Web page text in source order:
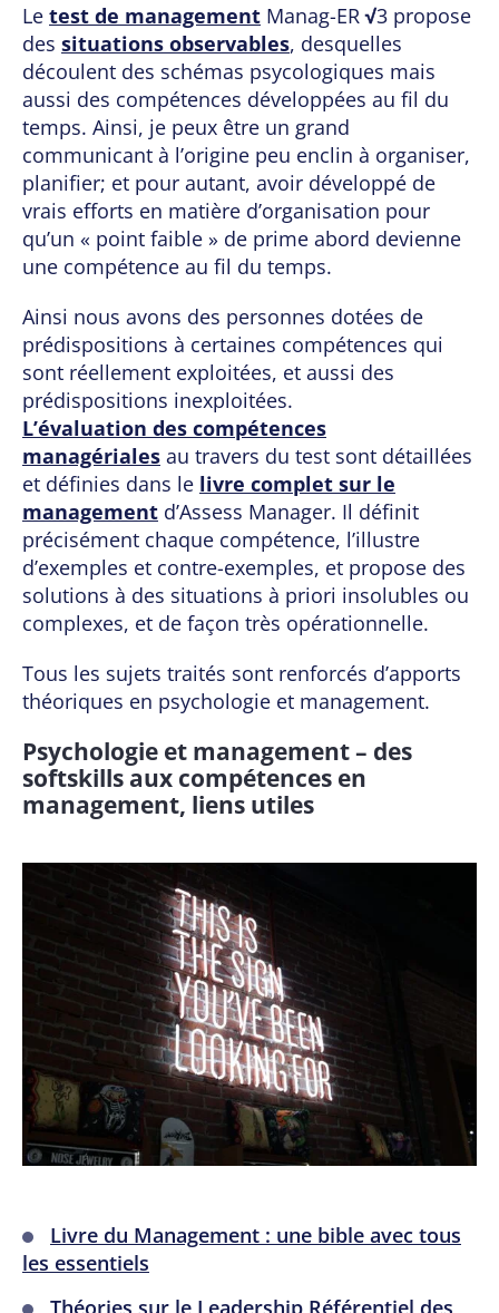
Le test de management Manag-ER√3 propose
des situations observables, desquelles
découlent des schémas psycologiques mais
aussi des compétences développées au fil du
temps. Ainsi, je peux être un grand
communicant à l’origine peu enclin à organiser,
planifier; et pour autant, avoir développé de
vrais efforts en matière d’organisation pour
qu’un « point faible » de prime abord devienne
une compétence au fil du temps.
Ainsi nous avons des personnes dotées de
prédispositions à certaines compétences qui
sont réellement exploitées, et aussi des
prédispositions inexploitées.
L’évaluation des compétences
managériales au travers du test sont détaillées
et définies dans le livre complet sur le
management d’Assess Manager. Il définit
précisément chaque compétence, l’illustre
d’exemples et contre-exemples, et propose des
solutions à des situations à priori insolubles ou
complexes, et de façon très opérationnelle.
Tous les sujets traités sont renforcés d’apports
théoriques en psychologie et management.
Psychologie et management – des
softskills aux compétences en
management, liens utiles
Livre du Management : une bible avec tous
les essentiels
Théories sur le Leadership Référentiel des